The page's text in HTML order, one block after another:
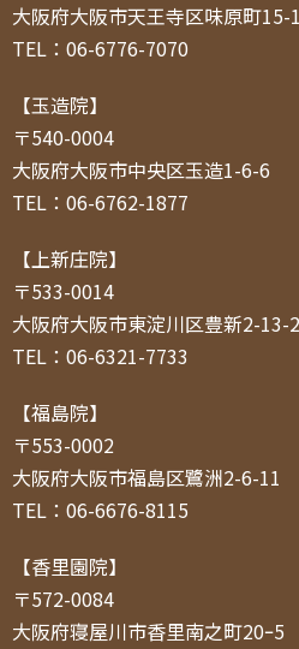
大阪府大阪市天王寺区味原町15-
TEL：06-6776-7070
【玉造院】
〒540-0004
大阪府大阪市中央区玉造1-6-6
TEL：06-6762-1877
【上新庄院】
〒533-0014
大阪府大阪市東淀川区豊新2-13-2
TEL：06-6321-7733
【福島院】
〒553-0002
大阪府大阪市福島区鷺洲2-6-11
TEL：06-6676-8115
【香里園院】
〒572-0084
大阪府寝屋川市香里南之町20ｰ5